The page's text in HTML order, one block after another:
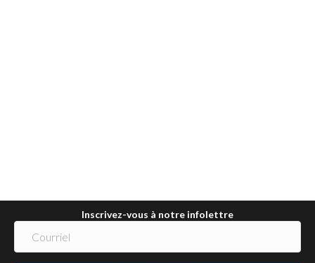
Inscrivez-vous à notre infolettre